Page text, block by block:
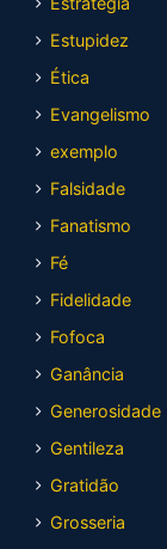
Estupidez
Ética
Evangelismo
exemplo
Falsidade
Fanatismo
Fé
Fidelidade
Fofoca
Ganância
Generosidade
Gentileza
Gratidão
Grosseria